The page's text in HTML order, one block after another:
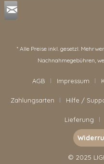
* Alle Preise inkl. gesetzl.
Nachnahmegebühren,
AGB Impressum
Zahlungsarten Hilfe /
Lieferung
© 2025